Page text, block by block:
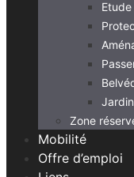
Etude
Zone
Mobilité
Offre d’emploi